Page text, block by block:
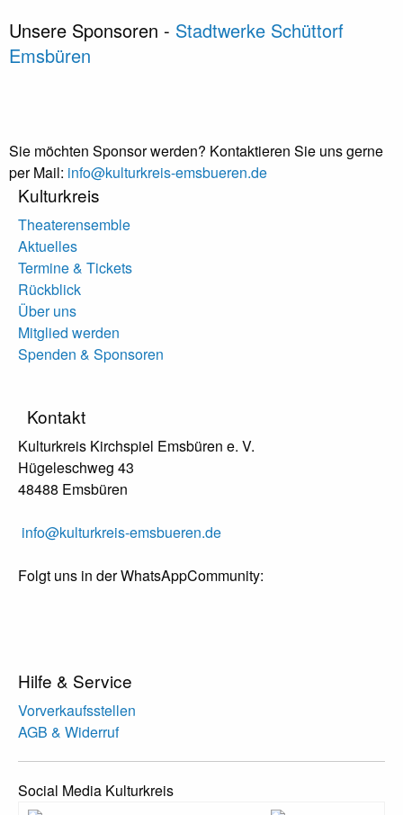
Unsere Sponsoren - Stadtwerke Schüttorf
Emsbüren
Sie möchten Sponsor werden? Kontaktieren Sie uns gerne
per Mail: info@kulturkreis-emsbueren.de
Kulturkreis
Theaterensemble
Aktuelles
Termine & Tickets
Rückblick
Über uns
Mitglied werden
Spenden & Sponsoren
Kontakt
Kulturkreis Kirchspiel Emsbüren e. V.
Hügeleschweg 43
48488 Emsbüren
info@kulturkreis-emsbueren.de
Folgt uns in der WhatsAppCommunity:
Hilfe & Service
Vorverkaufsstellen
AGB & Widerruf
Social Media Kulturkreis